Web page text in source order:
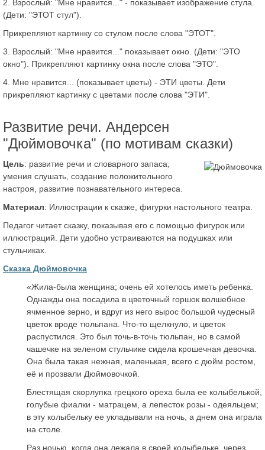
2. Взрослый: "Мне нравится..." - показывает изображение стула.
(Дети: "ЭТОТ стул").
Прикрепляют картинку со стулом после слова "ЭТОТ".
3. Взрослый: "Мне нравится..." показывает окно. (Дети: "ЭТО
окно"). Прикрепляют картинку окна после слова "ЭТО".
4. Мне нравится... (показывает цветы) - ЭТИ цветы. Дети
прикрепляют картинку с цветами после слова "ЭТИ".
Развитие речи. Андерсен
"Дюймовочка" (по мотивам сказки)
Цель: развитие речи и словарного запаса,
умения слушать, создание положительного
настроя, развитие познавательного интереса.
Материал: Иллюстрации к сказке, фигурки настольного театра.
Педагог читает сказку, показывая его с помощью фигурок или
иллюстраций. Дети удобно устраиваются на подушках или
стульчиках.
Сказка Дюймовочка
«Жила-была женщина; очень ей хотелось иметь ребенка.
Однажды она посадила в цветочный горшок волшебное
ячменное зерно, и вдруг из него вырос большой чудесный
цветок вроде тюльпана. Что-то щелкнуло, и цветок
распустился. Это был точь-в-точь тюльпан, но в самой
чашечке на зеленом стульчике сидела крошечная девочка.
Она была такая нежная, маленькая, всего с дюйм ростом,
её и прозвали Дюймовочкой.
Блестящая скорлупка грецкого ореха была ее колыбелькой,
голубые фиалки - матрацем, а лепесток розы - одеяльцем;
в эту колыбельку ее укладывали на ночь, а днем она играла
на столе.
Раз ночью, когда она лежала в своей колыбельке, через